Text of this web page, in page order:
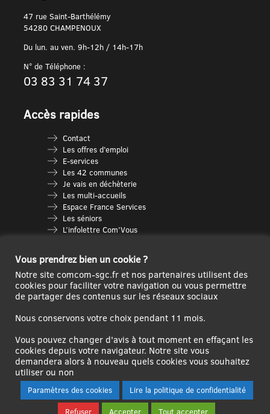
47 rue Saint-Barthélémy
54280 CHAMPENOUX
Du lun. au ven. 9h-12h / 14h-17h
N° de Téléphone :
03 83 31 74 37
Accès rapides
Contact
Les offres d’emploi
E-services
Les 42 communes
Je vais en déchèterie
Les multi-accueils
Espace France Services
Les séniors
L’infolettre Com’Vous
Plan du site
Ce site internet a été cofinancé par l’Union européenne avec le Fonds
Européen de Développement Régional à hauteur de 12 572€
Créer un
Contact
Plan
Mentions
Vous prendrez bien un cookie ?
Notre site comcom-sgc.fr et nos partenaires utilisent des
cookies pour faciliter votre navigation ou vous permettre
de partager des contenus sur les réseaux sociaux
Nous conservons votre choix pendant 11 mois.
Vous pouvez changer d'avis à tout moment en effaçant les
cookies depuis votre navigateur. Notre site vous
demandera alors à nouveau quels cookies vous souhaitez
utiliser ou non
Paramètres des cookies
Lire la politique de confidentialité
Refuser
Accepter Tout accepter